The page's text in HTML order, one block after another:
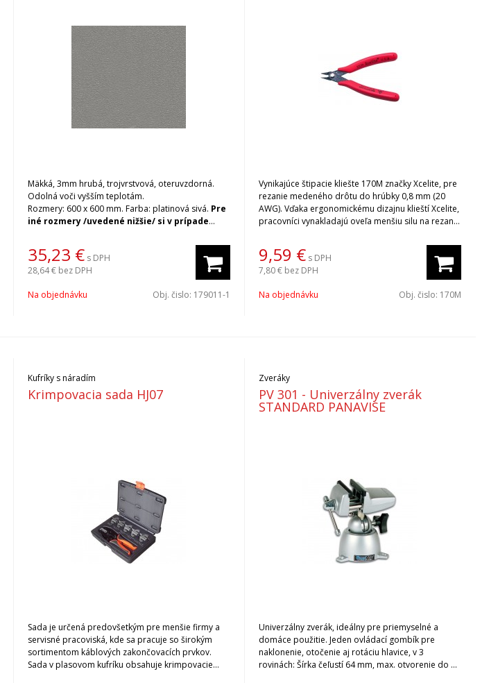
Mäkká, 3mm hrubá, trojvrstvová, oteruvzdorná.
Odolná voči vyšším teplotám.
Rozmery: 600 x 600 mm. Farba: platinová sivá. Pre
iné rozmery /uvedené nižšie/ si v prípade
mikrona@mikrona.sk
35,23 € s DPH
28,64 € bez DPH
Na objednávku Obj. čislo: 179011-1
Vynikajúce štipacie kliešte 170M značky Xcelite, pre
rezanie medeného drôtu do hrúbky 0,8 mm (20
AWG). Vďaka ergonomickému dizajnu klieští Xcelite,
pracovníci vynakladajú oveľa menšiu silu na rezanie
Tým sa výrazne redukuje prenos mechanického
otrasu na komponenty. Katalógový list na
stiahnutie nájdete v prílohe Dokumentácia.
9,59 € s DPH
7,80 € bez DPH
Na objednávku Obj. čislo: 170M
Kufríky s náradím
Krimpovacia sada HJ07
Sada je určená predovšetkým pre menšie firmy a
servisné pracoviská, kde sa pracuje so širokým
sortimentom káblových zakončovacích prvkov.
Sada v plasovom kufríku obsahuje krimpovacie
Zveráky
PV 301 - Univerzálny zverák
STANDARD PANAVISE
Univerzálny zverák, ideálny pre priemyselné a
domáce použitie. Jeden ovládací gombík pre
naklonenie, otočenie aj rotáciu hlavice, v 3
rovinách: Šírka čeľustí 64 mm, max. otvorenie do 58